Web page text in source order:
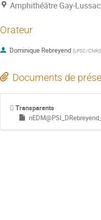
Amphithéâtre Gay-
Orateur
Dominique Rebreyend (LPSC/
Documents de
Transparents